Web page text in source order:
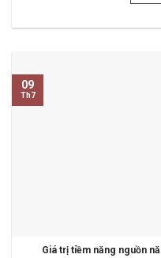
Giá trị tiềm năng nguồn
09
Th7